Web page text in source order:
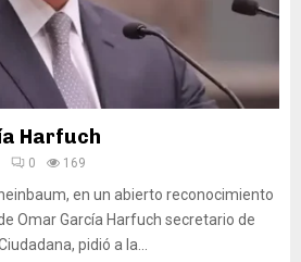
Harfuch
0 169
en un abierto reconocimiento
Omar García Harfuch secretario de
pidió a la...